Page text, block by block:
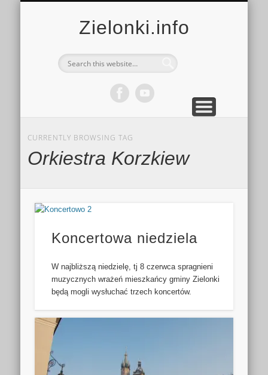
Zielonki.info
CURRENTLY BROWSING TAG
Orkiestra Korzkiew
Koncertowa niedziela
W najbliższą niedzielę, tj 8 czerwca spragnieni
muzycznych wrażeń mieszkańcy gminy Zielonki
będą mogli wysłuchać trzech koncertów.